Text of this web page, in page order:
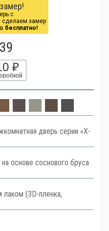
с
сделаем замер
бесплатно!
₽
дверь серии «Х-
основе соснового бруса
(3D-пленка,